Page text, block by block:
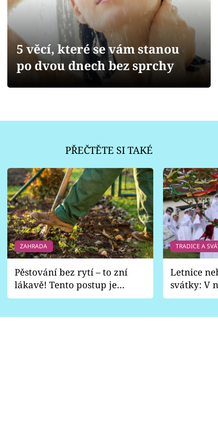
Přihlášení
Sledujte nás
5 věcí, které se vám stanou
po dvou dnech bez sprchy
PŘEČTĚTE SI TAKÉ
ZAHRADA
Pěstování bez rytí – to zní
lákavě! Tento postup je
vhodný jen pro některé
TRADICE A
Letnice
svátky: V
pondělí